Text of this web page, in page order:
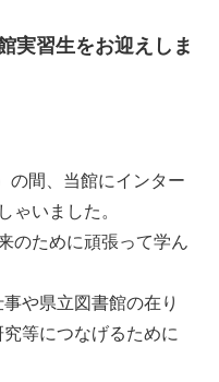
実習生をお迎えしま
の間、当館にインター
ゃいました。
のために頑張って学ん
や県立図書館の在り
等につなげるために